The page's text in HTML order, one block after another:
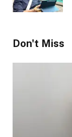
Don't Miss